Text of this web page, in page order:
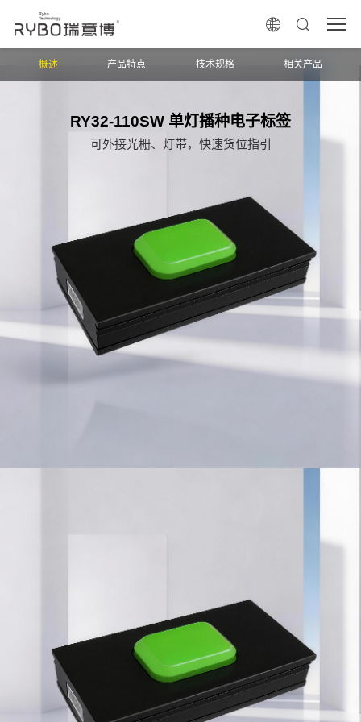
概述 产品特点 技术规格 相关产品
RY32-110SW 单灯播种电子标签
可外接光栅、灯带，快速货位指引